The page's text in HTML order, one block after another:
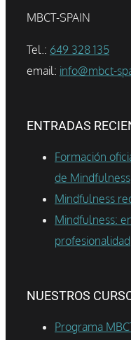
MBCT-SPAIN
Tel.: 649 328 135
email: info@mbct-
ENTRADAS
Formación
de Mindfulness
Mindfulness
Mindfulness:
profesionalidad
NUESTROS
Programa